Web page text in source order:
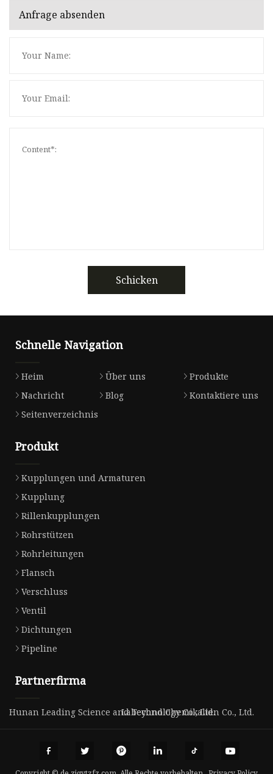
Anfrage absenden
Schicken
Schnelle Navigation
Heim Über uns
Produkte
Nachricht
Blog
Kontaktiere uns
Seitenverzeichnis
Produkt
Kupplungen und Armaturen
Kupplung
Rillenkupplungen
Rohrstützen
Rohrleitungen
Flansch
Verschluss
Ventil
Dichtungen
Pipeline
Partnerfirma
Hunan Leading Science and Technology Co., Ltd.
Labeyond Chemikalien Co., Ltd.